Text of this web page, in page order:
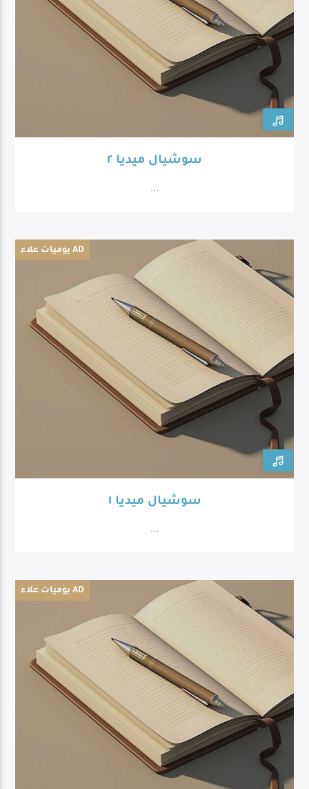
سوشيال ميديا ٢
...
يوميات علاء AD
سوشيال ميديا ١
...
يوميات علاء AD